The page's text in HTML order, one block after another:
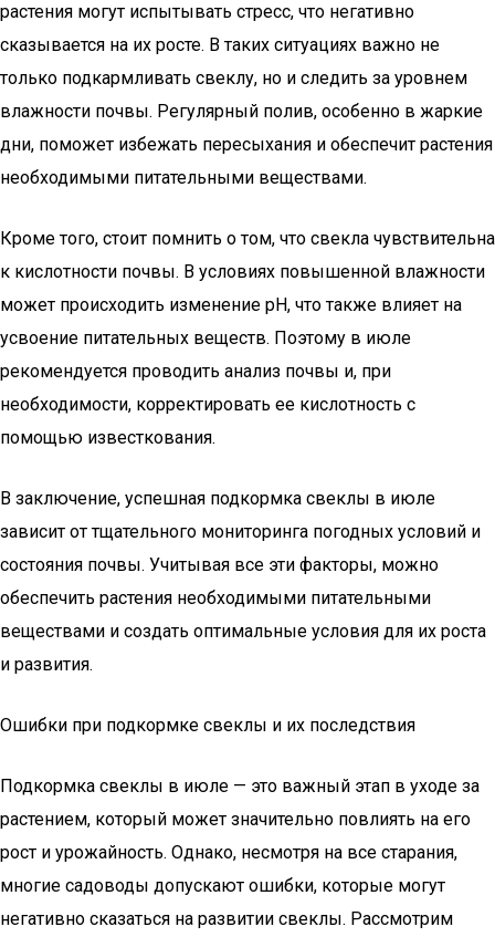
растения могут испытывать стресс, что негативно
сказывается на их росте. В таких ситуациях важно не
только подкармливать свеклу, но и следить за уровнем
влажности почвы. Регулярный полив, особенно в жаркие
дни, поможет избежать пересыхания и обеспечит растения
необходимыми питательными веществами.
Кроме того, стоит помнить о том, что свекла чувствительна
к кислотности почвы. В условиях повышенной влажности
может происходить изменение pH, что также влияет на
усвоение питательных веществ. Поэтому в июле
рекомендуется проводить анализ почвы и, при
необходимости, корректировать ее кислотность с
помощью известкования.
В заключение, успешная подкормка свеклы в июле
зависит от тщательного мониторинга погодных условий и
состояния почвы. Учитывая все эти факторы, можно
обеспечить растения необходимыми питательными
веществами и создать оптимальные условия для их роста
и развития.
Ошибки при подкормке свеклы и их последствия
Подкормка свеклы в июле — это важный этап в уходе за
растением, который может значительно повлиять на его
рост и урожайность. Однако, несмотря на все старания,
многие садоводы допускают ошибки, которые могут
негативно сказаться на развитии свеклы. Рассмотрим